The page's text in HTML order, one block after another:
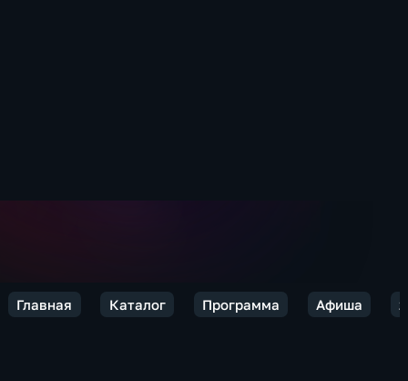
Главная Каталог Программа Афиша